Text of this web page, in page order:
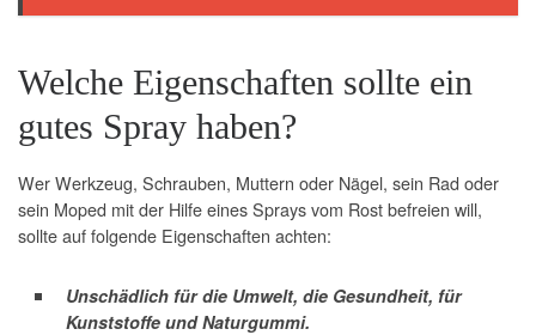
Welche Eigenschaften sollte ein
gutes Spray haben?
Wer Werkzeug, Schrauben, Muttern oder Nägel, sein Rad oder
sein Moped mit der Hilfe eines Sprays vom Rost befreien will,
sollte auf folgende Eigenschaften achten:
Unschädlich für die Umwelt, die Gesundheit, für
Kunststoffe und Naturgummi.